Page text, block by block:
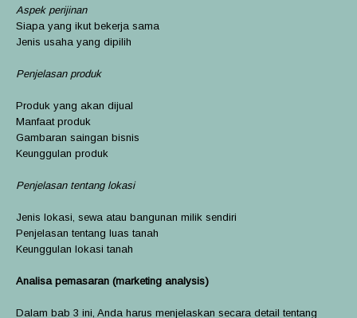
Aspek perijinan
Siapa yang ikut bekerja sama
Jenis usaha yang dipilih
Penjelasan produk
Produk yang akan dijual
Manfaat produk
Gambaran saingan bisnis
Keunggulan produk
Penjelasan tentang lokasi
Jenis lokasi, sewa atau bangunan milik sendiri
Penjelasan tentang luas tanah
Keunggulan lokasi tanah
Analisa pemasaran (marketing analysis)
Dalam bab 3 ini, Anda harus menjelaskan secara detail tentang